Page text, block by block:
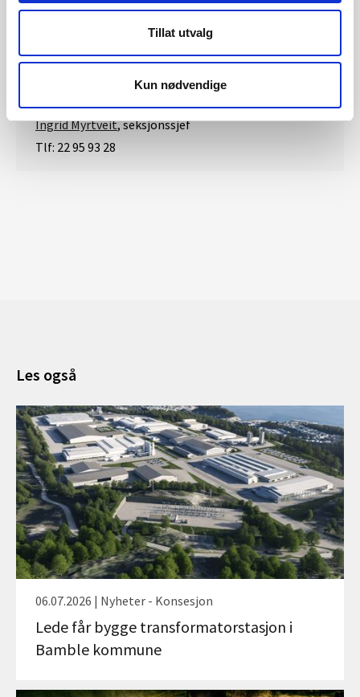
Tillat utvalg
Kun nødvendige
Pressehenvendelser
Ingrid Myrtveit, seksjonssjef
Tlf: 22 95 93 28
Les også
06.07.2026 | Nyheter - Konsesjon
Lede får bygge transformatorstasjon i
Bamble kommune